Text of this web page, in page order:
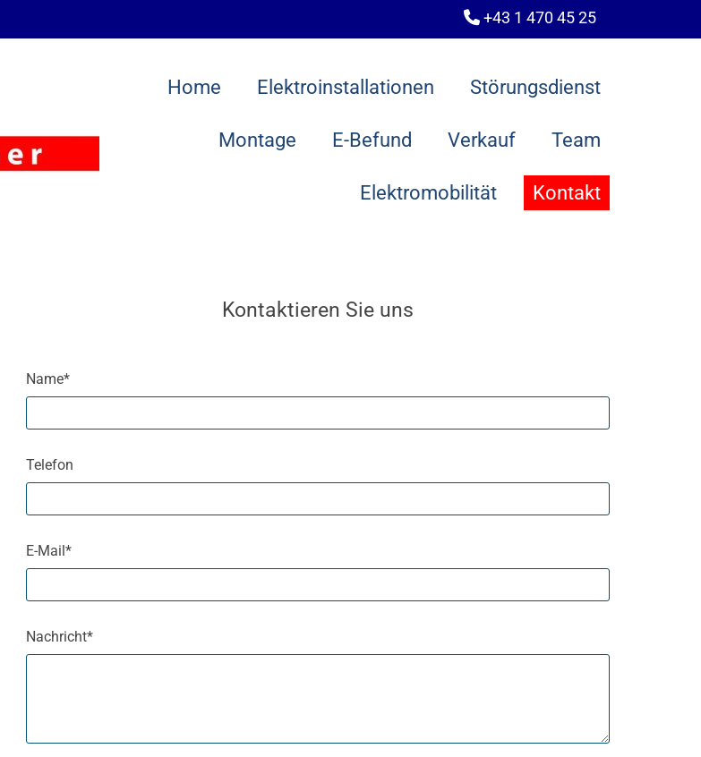
 +43 1 470 45 25
Home Elektroinstallationen Störungsdienst
Montage E-Befund Verkauf Team
Elektromobilität Kontakt
Kontaktieren Sie uns
Name*
Telefon
E-Mail*
Nachricht*